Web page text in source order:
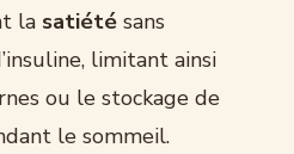
la satiété sans
limitant ainsi
ou le stockage de
le sommeil.